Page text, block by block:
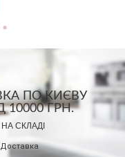
ПО КИЄВУ
10000 ГРН.
СКЛАДІ
Доставка